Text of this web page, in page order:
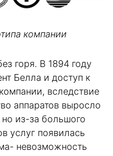
компании
горя. В 1894 году
Белла и доступ к
вследствие
аппаратов выросло
из-за большого
услуг появилась
невозможность